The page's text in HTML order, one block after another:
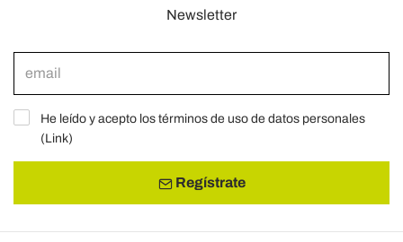
Newsletter
He leído y acepto los términos de uso de datos personales
(Link)
Regístrate